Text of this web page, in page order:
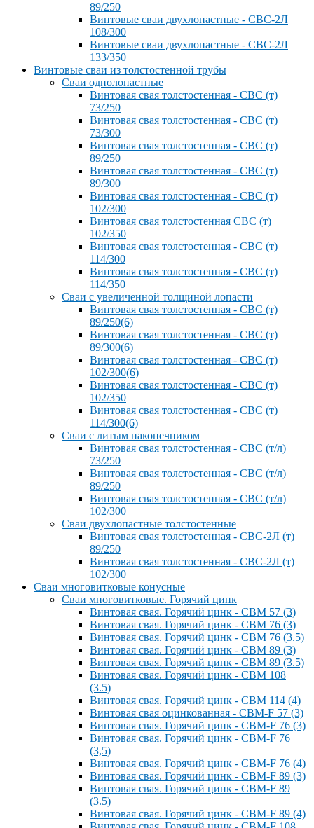
89/250
Винтовые сваи двухлопастные - СВС-2Л
108/300
Винтовые сваи двухлопастные - СВС-2Л
133/350
Винтовые сваи из толстостенной трубы
Сваи однолопастные
Винтовая свая толстостенная - СВС (т)
73/250
Винтовая свая толстостенная - СВС (т)
73/300
Винтовая свая толстостенная - СВС (т)
89/250
Винтовая свая толстостенная - СВС (т)
89/300
Винтовая свая толстостенная - СВС (т)
102/300
Винтовая свая толстостенная СВС (т)
102/350
Винтовая свая толстостенная - СВС (т)
114/300
Винтовая свая толстостенная - СВС (т)
114/350
Сваи с увеличенной толщиной лопасти
Винтовая свая толстостенная - СВС (т)
89/250(6)
Винтовая свая толстостенная - СВС (т)
89/300(6)
Винтовая свая толстостенная - СВС (т)
102/300(6)
Винтовая свая толстостенная - СВС (т)
102/350
Винтовая свая толстостенная - СВС (т)
114/300(6)
Сваи с литым наконечником
Винтовая свая толстостенная - СВС (т/л)
73/250
Винтовая свая толстостенная - СВС (т/л)
89/250
Винтовая свая толстостенная - СВС (т/л)
102/300
Сваи двухлопастные толстостенные
Винтовая свая толстостенная - СВС-2Л (т)
89/250
Винтовая свая толстостенная - СВС-2Л (т)
102/300
Сваи многовитковые конусные
Сваи многовитковые. Горячий цинк
Винтовая свая. Горячий цинк - СВМ 57 (3)
Винтовая свая. Горячий цинк - СВМ 76 (3)
Винтовая свая. Горячий цинк - СВМ 76 (3.5)
Винтовая свая. Горячий цинк - СВМ 89 (3)
Винтовая свая. Горячий цинк - СВМ 89 (3.5)
Винтовая свая. Горячий цинк - СВМ 108
(3.5)
Винтовая свая. Горячий цинк - СВМ 114 (4)
Винтовая свая оцинкованная - СВМ-F 57 (3)
Винтовая свая. Горячий цинк - СВМ-F 76 (3)
Винтовая свая. Горячий цинк - СВМ-F 76
(3,5)
Винтовая свая. Горячий цинк - СВМ-F 76 (4)
Винтовая свая. Горячий цинк - СВМ-F 89 (3)
Винтовая свая. Горячий цинк - СВМ-F 89
(3.5)
Винтовая свая. Горячий цинк - СВМ-F 89 (4)